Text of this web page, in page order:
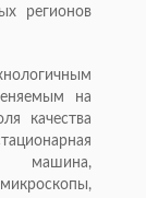
регионов
на
качества
машина,